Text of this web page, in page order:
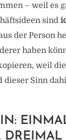
– weil es
sind
der Person
haben
weil
dieser Sinn